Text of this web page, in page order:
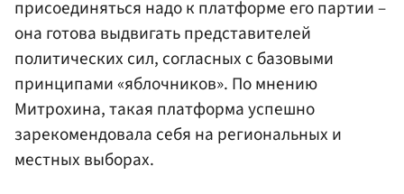
присоединяться надо к платформе его партии –
она готова выдвигать представителей
политических сил, согласных с базовыми
принципами «яблочников». По мнению
Митрохина, такая платформа успешно
зарекомендовала себя на региональных и
местных выборах.